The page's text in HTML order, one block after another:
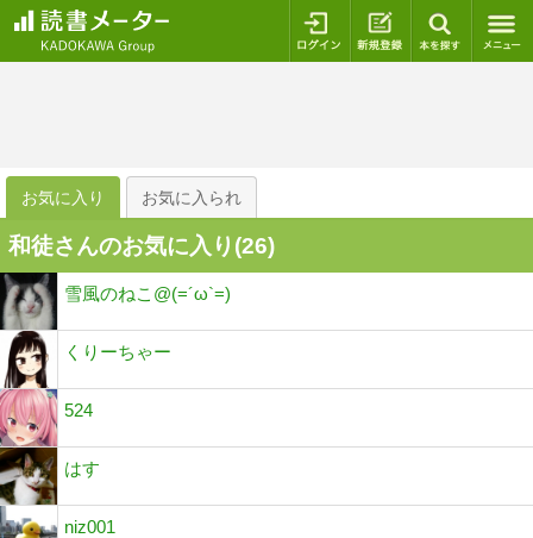
ログイン 新規登録
お気に入り お気に入られ
和徒さんのお気に入り(26)
雪風のねこ@(=´ω`=)
くりーちゃー
524
はす
niz001